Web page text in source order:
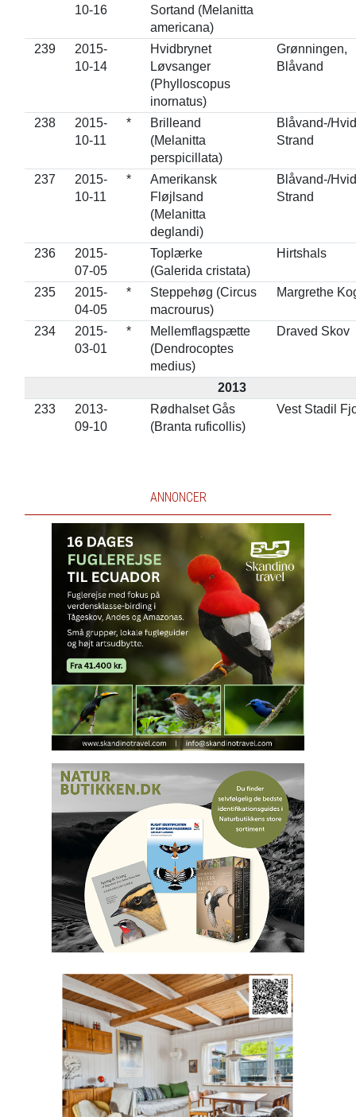
10-16
Sortand (Melanitta
americana)
239
2015-
10-14
Hvidbrynet
Løvsanger
(Phylloscopus
inornatus)
Grønningen,
Blåvand
238
2015-
10-11
*
Brilleand
(Melanitta
perspicillata)
Blåvand-/
Strand
237
2015-
10-11
*
Amerikansk
Fløjlsand
(Melanitta
deglandi)
Blåvand-/
Strand
236
2015-
07-05
Toplærke
(Galerida cristata)
Hirtshals
235
2015-
04-05
*
Steppehøg (Circus
macrourus)
Margrethe
234
2015-
03-01
*
Mellemflagspætte
(Dendrocoptes
medius)
Draved Skov
2013
233
2013-
09-10
Rødhalset Gås
(Branta ruficollis)
Vest Stadil
ANNONCER